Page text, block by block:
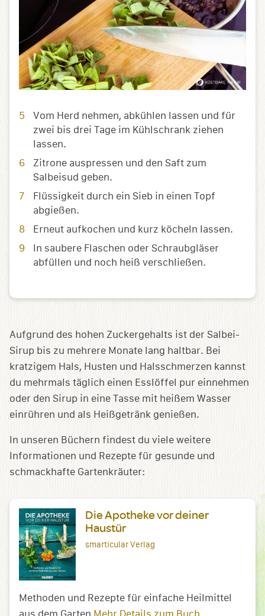
Vom Herd nehmen, abkühlen lassen und für
zwei bis drei Tage im Kühlschrank ziehen
lassen.
Zitrone auspressen und den Saft zum
Salbeisud geben.
Flüssigkeit durch ein Sieb in einen Topf
abgießen.
Erneut aufkochen und kurz köcheln lassen.
In saubere Flaschen oder Schraubgläser
abfüllen und noch heiß verschließen.
Aufgrund des hohen Zuckergehalts ist der Salbei-
Sirup bis zu mehrere Monate lang haltbar. Bei
kratzigem Hals, Husten und Halsschmerzen kannst
du mehrmals täglich einen Esslöffel pur einnehmen
oder den Sirup in eine Tasse mit heißem Wasser
einrühren und als Heißgetränk genießen.
In unseren Büchern findest du viele weitere
Informationen und Rezepte für gesunde und
schmackhafte Gartenkräuter:
Die Apotheke vor deiner
Haustür
smarticular Verlag
Methoden und Rezepte für einfache Heilmittel